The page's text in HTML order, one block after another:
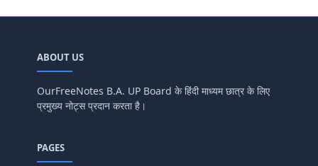
ABOUT US
OurFreeNotes B.A. UP Board के हिंदी माध्यम छात्र के लिए
प्रमुख्य नोट्स प्रदान करता है।
PAGES